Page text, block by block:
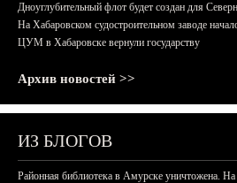
Дноуглубительный флот будет создан для
На Хабаровском судостроительном заводе
ЦУМ в Хабаровске вернули государству
Архив новостей >>
ИЗ БЛОГОВ
Районная библиотека в Амурске уничтожена.